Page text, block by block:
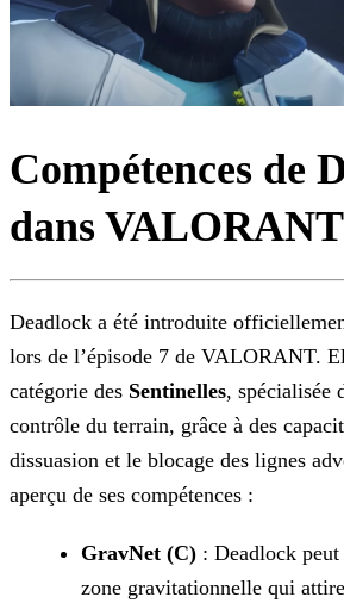
Compétences de
dans VALORANT
Deadlock a été introduite
lors de l’épisode 7 de VALORANT.
catégorie des Sentinelles, spécialisée
contrôle du terrain, grâce à des
dissuasion et le blocage des lignes
aperçu de ses compétences :
GravNet (C) : Deadlock
zone gravitationnelle qui